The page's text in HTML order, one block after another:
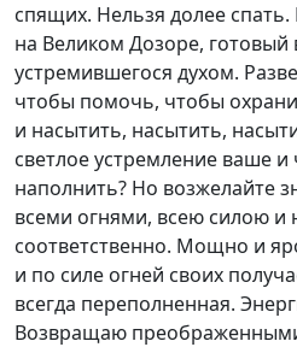
спящих. Нельзя долее
на Великом Дозоре, готовый
устремившегося духом.
чтобы помочь, чтобы
и насытить, насытить,
светлое устремление ваше
наполнить? Но возжелайте
всеми огнями, всею силою и
соответственно. Мощно и
и по силе огней своих
всегда переполненная.
Возвращаю